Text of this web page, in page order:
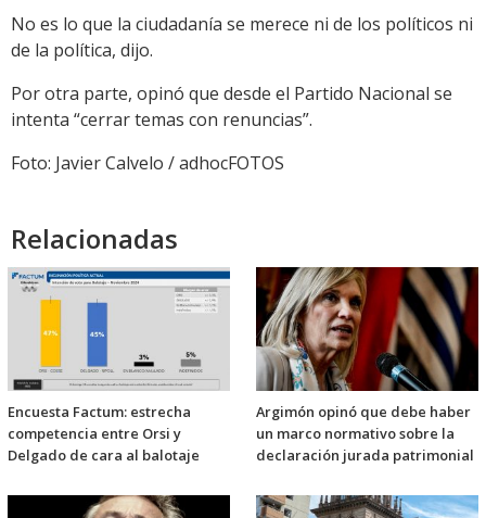
No es lo que la ciudadanía se merece ni de los políticos ni
de la política, dijo.
Por otra parte, opinó que desde el Partido Nacional se
intenta “cerrar temas con renuncias”.
Foto: Javier Calvelo / adhocFOTOS
Relacionadas
Encuesta Factum: estrecha
competencia entre Orsi y
Delgado de cara al balotaje
Argimón opinó que debe haber
un marco normativo sobre la
declaración jurada patrimonial